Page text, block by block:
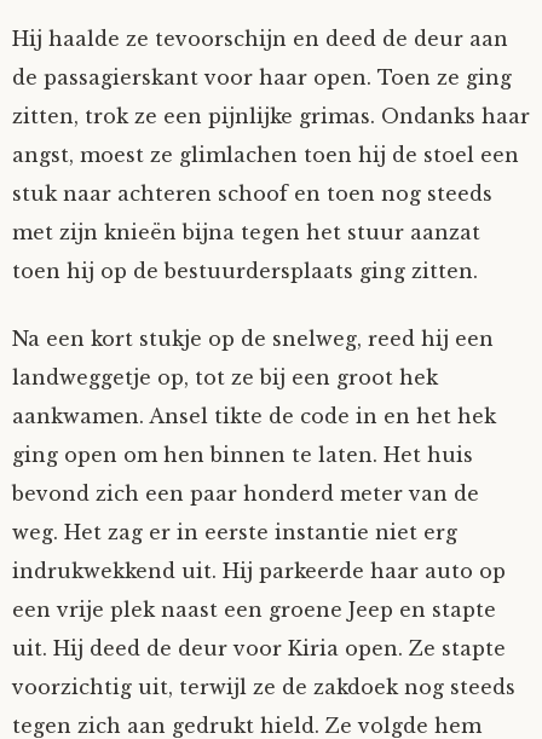
Vorrion
Vrolijke Dondersteen
Zofianina
Hij haalde ze tevoorschijn en deed de deur aan
de passagierskant voor haar open. Toen ze ging
zitten, trok ze een pijnlijke grimas. Ondanks haar
angst, moest ze glimlachen toen hij de stoel een
stuk naar achteren schoof en toen nog steeds
met zijn knieën bijna tegen het stuur aanzat
toen hij op de bestuurdersplaats ging zitten.
Na een kort stukje op de snelweg, reed hij een
landweggetje op, tot ze bij een groot hek
aankwamen. Ansel tikte de code in en het hek
ging open om hen binnen te laten. Het huis
bevond zich een paar honderd meter van de
weg. Het zag er in eerste instantie niet erg
indrukwekkend uit. Hij parkeerde haar auto op
een vrije plek naast een groene Jeep en stapte
uit. Hij deed de deur voor Kiria open. Ze stapte
voorzichtig uit, terwijl ze de zakdoek nog steeds
tegen zich aan gedrukt hield. Ze volgde hem